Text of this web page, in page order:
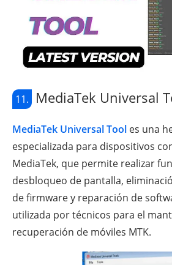
11. MediaTek Universal
MediaTek Universal Tool es una
especializada para dispositivos
MediaTek, que permite realizar
desbloqueo de pantalla,
de firmware y reparación de
utilizada por técnicos para el
recuperación de móviles MTK.